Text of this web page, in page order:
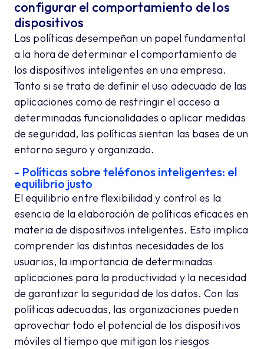
configurar el comportamiento de los
dispositivos
Las políticas desempeñan un papel fundamental
a la hora de determinar el comportamiento de
los dispositivos inteligentes en una empresa.
Tanto si se trata de definir el uso adecuado de las
aplicaciones como de restringir el acceso a
determinadas funcionalidades o aplicar medidas
de seguridad, las políticas sientan las bases de un
entorno seguro y organizado.
- Políticas sobre teléfonos inteligentes: el
equilibrio justo
El equilibrio entre flexibilidad y control es la
esencia de la elaboración de políticas eficaces en
materia de dispositivos inteligentes. Esto implica
comprender las distintas necesidades de los
usuarios, la importancia de determinadas
aplicaciones para la productividad y la necesidad
de garantizar la seguridad de los datos. Con las
políticas adecuadas, las organizaciones pueden
aprovechar todo el potencial de los dispositivos
móviles al tiempo que mitigan los riesgos